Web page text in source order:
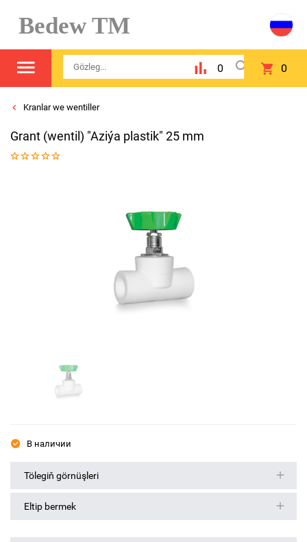
Bedew TM
0 0
Kranlar we wentiller
Grant (wentil) "Aziýa plastik" 25 mm
В наличии
Tölegiň görnüşleri
Eltip bermek